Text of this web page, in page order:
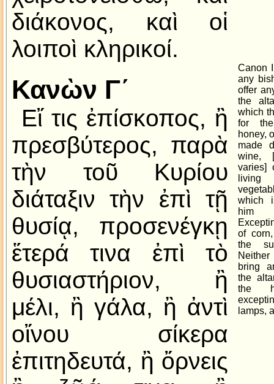
διάκονος, καὶ οἱ
λοιποὶ κληρικοί.
Κανὼν Γ´
Εἴ τις ἐπίσκοπος, ἢ
πρεσβύτερος, παρὰ
τὴν τοῦ Κυρίου
διάταξιν τὴν ἐπὶ τῇ
θυσίᾳ, προσενέγκῃ
ἕτερά τινα ἐπὶ τὸ
θυσιαστήριον, ἢ
μέλι, ἢ γάλα, ἢ ἀντὶ
οἴνου σίκερα
ἐπιτηδευτά, ἢ ὄρνεις
Canon
any
offer
the
which
for
honey,
made
wine,
varies]
which
him
of
the
bring
the
the
lamps,